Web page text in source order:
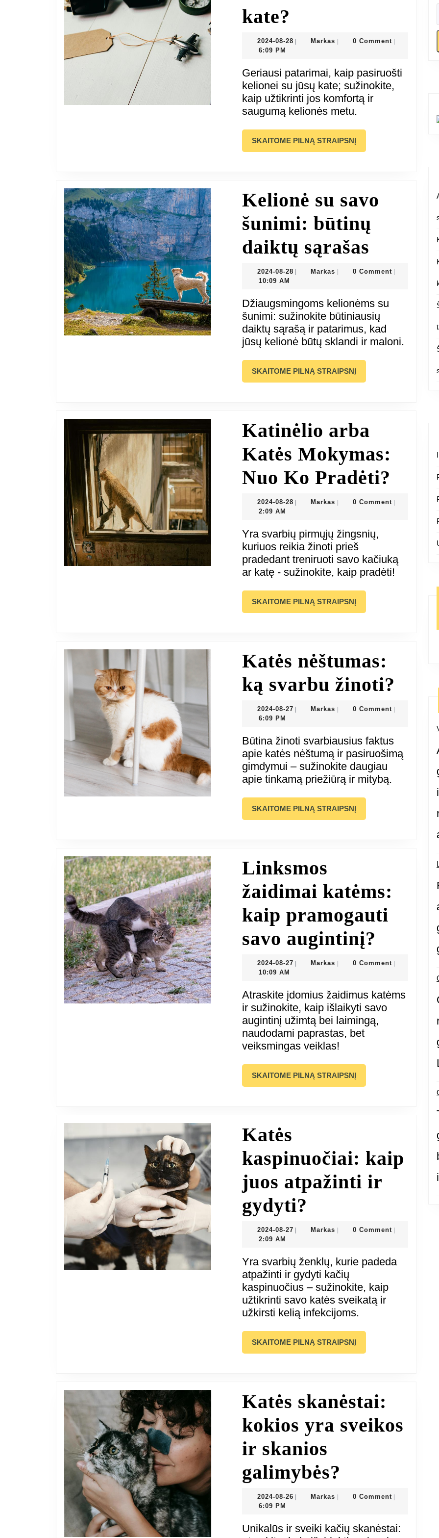
kate?
pasiruošti
kelionei
su
savo
kate?
2024-08-28 2024-Markas Markas0 Comment
6:09 PM
Geriausi patarimai, kaip pasiruošti
kelionei su jūsų kate; sužinokite,
kaip užtikrinti jos komfortą ir
saugumą kelionės metu.
SKAITOME PILNĄ STRAIPSNĮSKAITOME
PILNĄ
Kelionė su savo
šunimi: būtinų
daiktų sąrašas
su
šunimi:
būtinų
2024-08-28 2024-Markas Markas0 Comment
10:09 AM
Džiaugsmingoms kelionėms su
šunimi: sužinokite būtiniausių
daiktų sąrašą ir patarimus, kad
jūsų kelionė būtų sklandi ir maloni.
SKAITOME PILNĄ STRAIPSNĮSKAITOME
PILNĄ
Katinėlio arba
Katės Mokymas:
Nuo Ko Pradėti?
arba
Nuo
2024-08-28 2024-Markas Markas0 Comment
2:09 AM
Yra svarbių pirmųjų žingsnių,
kuriuos reikia žinoti prieš
pradedant treniruoti savo kačiuką
ar katę - sužinokite, kaip pradėti!
SKAITOME PILNĄ STRAIPSNĮSKAITOME
PILNĄ
Katės nėštumas:
ką svarbu žinoti?
2024-08-27 2024-Markas Markas0 Comment
6:09 PM
Būtina žinoti svarbiausius faktus
apie katės nėštumą ir pasiruošimą
gimdymui – sužinokite daugiau
apie tinkamą priežiūrą ir mitybą.
SKAITOME PILNĄ STRAIPSNĮSKAITOME
PILNĄ
Linksmos
žaidimai katėms:
kaip pramogauti
savo augintinį?
kaip
2024-08-27 2024-Markas Markas0 Comment
10:09 AM
Atraskite įdomius žaidimus katėms
ir sužinokite, kaip išlaikyti savo
augintinį užimtą bei laimingą,
naudodami paprastas, bet
veiksmingas veiklas!
SKAITOME PILNĄ STRAIPSNĮSKAITOME
PILNĄ
Katės
kaspinuočiai: kaip
juos atpažinti ir
gydyti?
kaspinuočiai:
kaip
juos
atpažinti
ir
gydyti?
2024-08-27 2024-Markas Markas0 Comment
2:09 AM
Yra svarbių ženklų, kurie padeda
atpažinti ir gydyti kačių
kaspinuočius – sužinokite, kaip
užtikrinti savo katės sveikatą ir
užkirsti kelią infekcijoms.
SKAITOME PILNĄ STRAIPSNĮSKAITOME
PILNĄ
Katės skanėstai:
kokios yra sveikos
ir skanios
galimybės?
skanėstai:
kokios
2024-08-26 2024-Markas Markas0 Comment
6:09 PM
Unikalūs ir sveiki kačių skanėstai: